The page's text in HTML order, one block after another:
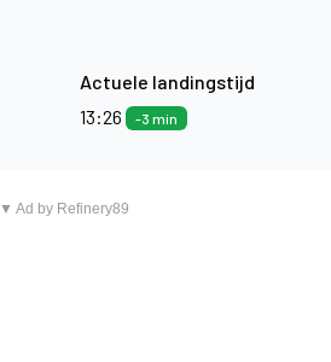
Actuele landingstijd
13:26
-3 min
▼ Ad by Refinery89